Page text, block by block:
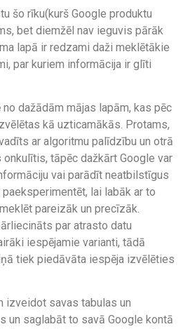
šo rīku(kurš Google produktu
bet diemžēl nav ieguvis pārāk
lapā ir redzami daži meklētākie
par kuriem informācija ir glīti
dažādām mājas lapām, kas pēc
kā uzticamākās. Protams,
ar algoritmu palīdzību un otrā
tāpēc dažkārt Google var
vai parādīt neatbilstīgus
lai labāk ar to
pareizāk un precīzāk.
par atrasto datu
iespējamie varianti, tādā
tiek piedāvāta iespēja izvēlēties
izveidot savas tabulas un
un saglabāt to savā Google kontā